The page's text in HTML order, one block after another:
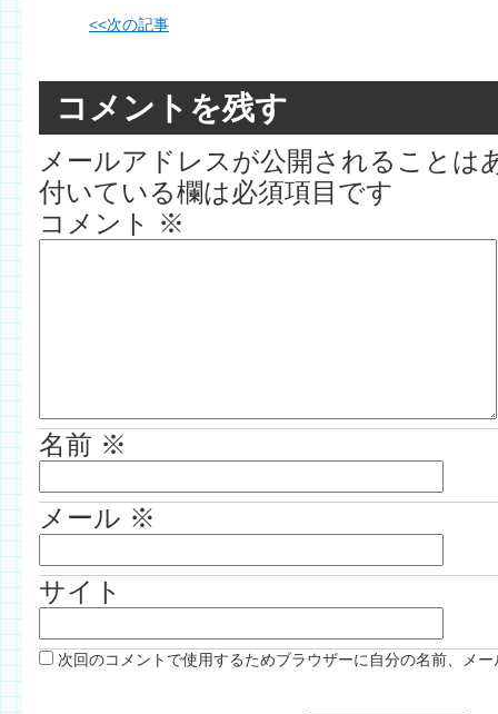
<<次の記事
コメントを残す
メールアドレスが公開されることは
付いている欄は必須項目です
コメント
※
名前 ※
メール ※
サイト
次回のコメントで使用するためブラウザーに自分の名前、メ